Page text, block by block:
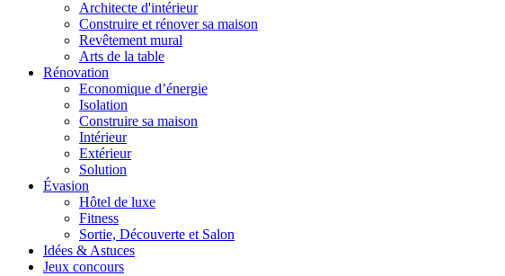
Architecte d'intérieur
Construire et rénover sa maison
Revêtement mural
Arts de la table
Rénovation
Economique d’énergie
Isolation
Construire sa maison
Intérieur
Extérieur
Solution
Évasion
Hôtel de luxe
Fitness
Sortie, Découverte et Salon
Idées & Astuces
Jeux concours